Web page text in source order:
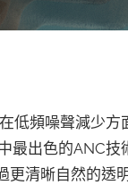
低頻噪聲減少方
最出色的ANC
清晰自然的透